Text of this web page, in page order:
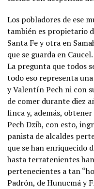
Los pobladores de ese
también es propietario
Santa Fe y otra en
que se guarda en Caucel.
La pregunta que todos
todo eso representa
y Valentín Pech ni con
de comer durante diez
finca y, además,
Pech Dzib, con esto,
panista de alcaldes
que se han enriquecido
hasta terratenientes
pertenecientes a tan
Padrón, de Hunucmá y